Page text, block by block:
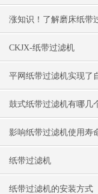
意事项
涨知识！了解磨床纸带
原理及应用场合
CKJX-纸带过滤机
平网纸带过滤机实现了
过滤效果不错
鼓式纸带过滤机有哪几
影响纸带过滤机使用寿
纸带过滤机
纸带过滤机的安装方式